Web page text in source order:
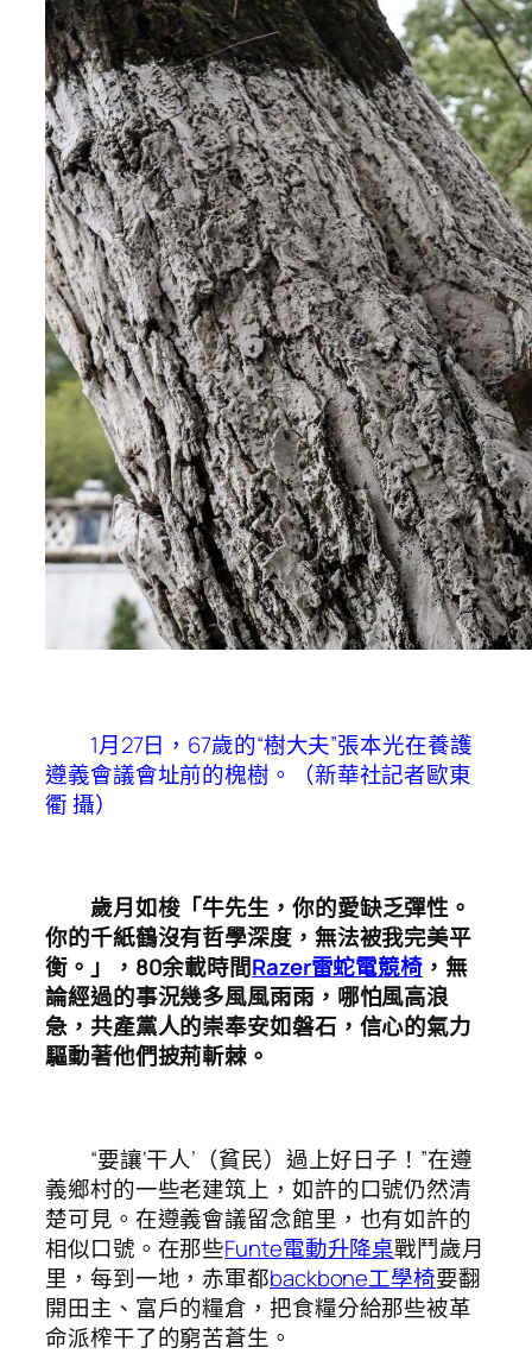
1月27日，67歲的“樹大夫”張本光在養護
遵義會議會址前的槐樹。（新華社記者歐東
衢 攝）
歲月如梭「牛先生，你的愛缺乏彈性。
你的千紙鶴沒有哲學深度，無法被我完美平
衡。」，80余載時間Razer雷蛇電競椅 ，無
論經過的事況幾多風風雨雨，哪怕風高浪
急，共產黨人的崇奉安如磐石，信心的氣力
驅動著他們披荊斬棘。
“要讓‘干人’（貧民）過上好日子！”在遵
義鄉村的一些老建筑上，如許的口號仍然清
楚可見。在遵義會議留念館里，也有如許的
相似口號。在那些Funte電動升降桌戰鬥歲月
里，每到一地，赤軍都backbone工學椅要翻
開田主、富戶的糧倉，把食糧分給那些被革
命派榨干了的窮苦蒼生。